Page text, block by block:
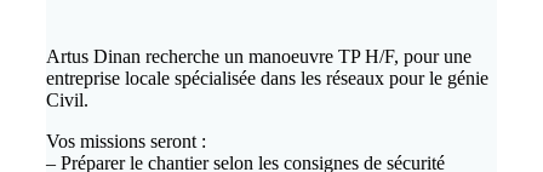
Artus Dinan recherche un manoeuvre TP H/F, pour une
entreprise locale spécialisée dans les réseaux pour le génie
Civil.
Vos missions seront :
– Préparer le chantier selon les consignes de sécurité